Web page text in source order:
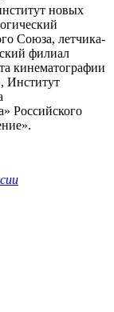
новых
Союза, летчика-
филиал
кинематографии
Институт
Российского